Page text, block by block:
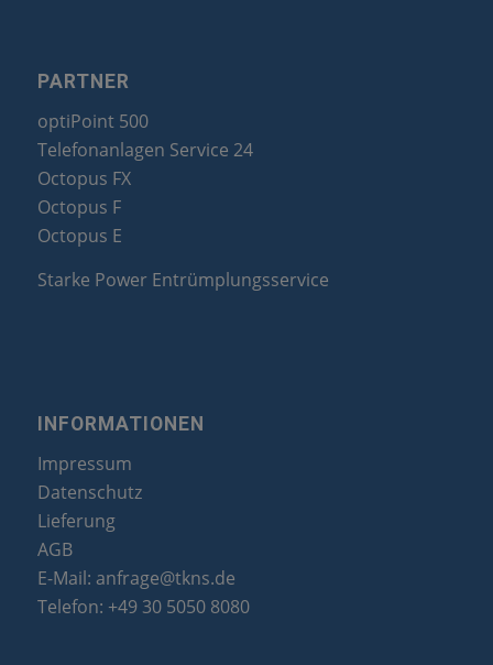
PARTNER
optiPoint 500
Telefonanlagen Service 24
Octopus FX
Octopus F
Octopus E
Starke Power Entrümplungsservice
INFORMATIONEN
Impressum
Datenschutz
Lieferung
AGB
E-Mail: anfrage@tkns.de
Telefon: +49 30 5050 8080